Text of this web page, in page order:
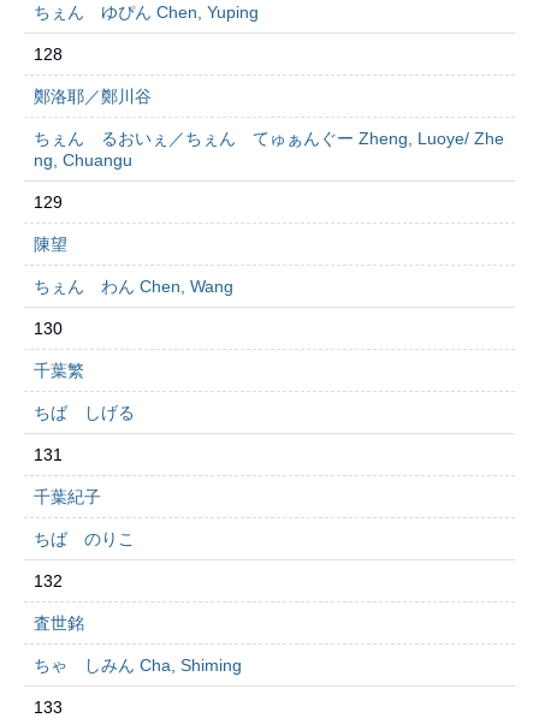
ちぇん ゆぴん Chen, Yuping
128
鄭洛耶／鄭川谷
ちぇん るおいぇ／ちぇん てゅぁんぐー Zheng, Luoye/ Zhe
ng, Chuangu
129
陳望
ちぇん わん Chen, Wang
130
千葉繁
ちば しげる
131
千葉紀子
ちば のりこ
132
査世銘
ちゃ しみん Cha, Shiming
133